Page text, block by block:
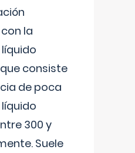
la
consiste
de poca
300 y
Suele